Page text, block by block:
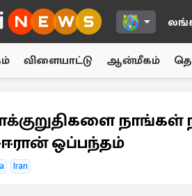
விளையாட்டு ஆன்மீகம்
ஒப்பந்தம்
Iran